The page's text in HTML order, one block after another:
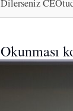
Dilerseniz